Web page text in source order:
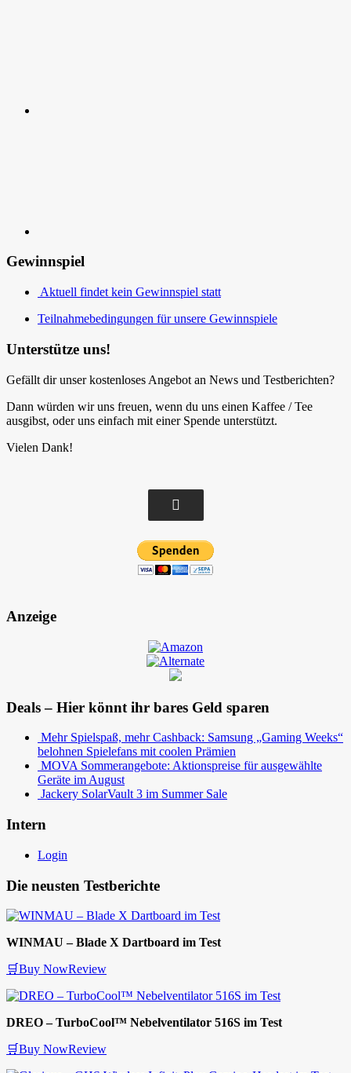
Gewinnspiel
Aktuell findet kein Gewinnspiel statt
Teilnahmebedingungen für unsere Gewinnspiele
Unterstütze uns!
Gefällt dir unser kostenloses Angebot an News und Testberichten?
Dann würden wir uns freuen, wenn du uns einen Kaffee / Tee
ausgibst, oder uns einfach mit einer Spende unterstützt.
Vielen Dank!
Anzeige
Deals – Hier könnt ihr bares Geld sparen
Mehr Spielspaß, mehr Cashback: Samsung „Gaming Weeks“
belohnen Spielefans mit coolen Prämien
MOVA Sommerangebote: Aktionspreise für ausgewählte
Geräte im August
Jackery SolarVault 3 im Summer Sale
Intern
Login
Die neusten Testberichte
WINMAU – Blade X Dartboard im Test
🛒Buy NowReview
DREO – TurboCool™ Nebelventilator 516S im Test
🛒Buy NowReview